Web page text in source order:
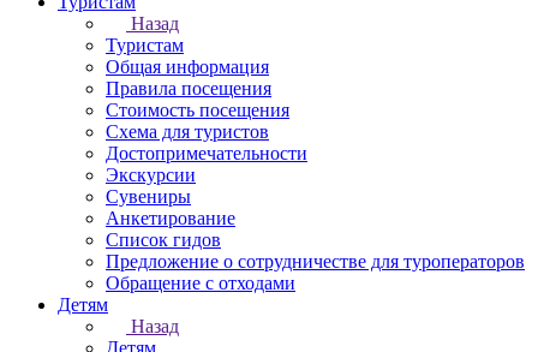
Назад
Туристам
Общая информация
Правила посещения
Стоимость посещения
Схема для туристов
Достопримечательности
Экскурсии
Сувениры
Анкетирование
Список гидов
Предложение о сотрудничестве для туроператоров
Обращение с отходами
Детям
Назад
Детям